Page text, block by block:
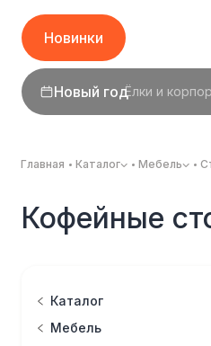
Новинки
Новый годЁлки и
Главная Каталог Мебель
Кофейные
Каталог
Мебель